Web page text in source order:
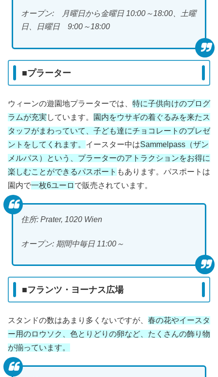
オープン: 月曜日から金曜日 10:00～18:00、土曜
日、日曜日 9:00～18:00
■プラーター
ウィーンの遊園地プラーターでは、 特に子供向けのプログ
ラムが充実 しています。
園内をウサギの着ぐるみを来たス
タッフがまわっていて、子ども達にチョコレートのプレゼ
ントをしてくれます。 イースター中はSammelpass（ザン
メルパス）という、プラーターのアトラクションをお得に
楽しむことができるパスポート もあります。パスポートは
園内で一枚6ユーロ で販売されています。
住所: Prater, 1020 Wien
オープン: 期間中毎日 11:00～
■フランツ・ヨーナス広場
スタンドの数はあまり多くないですが、 春の花やイースタ
ー用のロウソク、色とりどりの卵など、たくさんの飾り物
が揃っています。